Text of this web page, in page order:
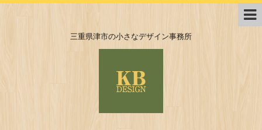
三重県津市の小さなデザイン事務所